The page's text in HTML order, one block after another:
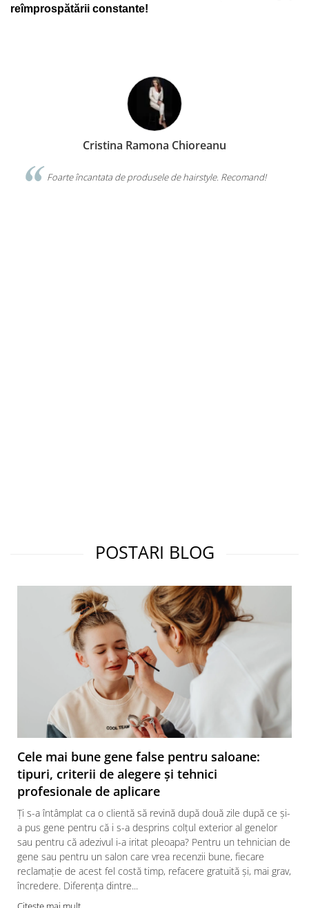
reîmprospătării constante!
Nuti Chelaru
Îmi plac foarte mult genele false de la VISUEL. Sunt de
POSTARI BLOG
Cele mai bune gene false pentru saloane:
tipuri, criterii de alegere și tehnici
profesionale de aplicare
Ți s-a întâmplat ca o clientă să revină după două zile după ce și-
a pus gene pentru că i s-a desprins colțul exterior al genelor
sau pentru că adezivul i-a iritat pleoapa? Pentru un tehnician de
gene sau pentru un salon care vrea recenzii bune, fiecare
reclamație de acest fel costă timp, refacere gratuită și, mai grav,
încredere. Diferența dintre...